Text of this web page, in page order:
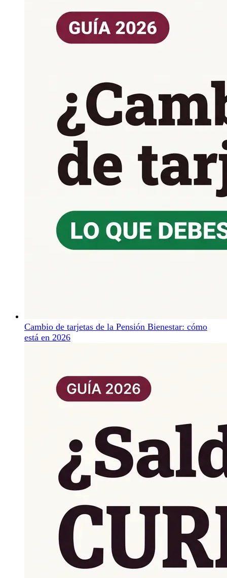
Cambio de tarjetas de la Pensión Bienestar: cómo
está en 2026